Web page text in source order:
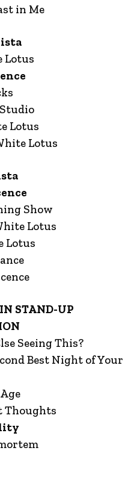
in Me
Lotus
Lotus
Lotus
Show
Lotus
Lotus
STAND-UP
Seeing This?
Best Night of Your
Thoughts